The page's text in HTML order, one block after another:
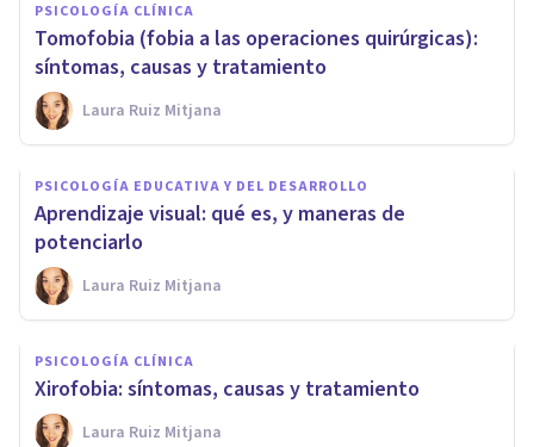
PSICOLOGÍA CLÍNICA
Tomofobia (fobia a las operaciones quirúrgicas):
síntomas, causas y tratamiento
Laura Ruiz Mitjana
PSICOLOGÍA EDUCATIVA Y DEL DESARROLLO
Aprendizaje visual: qué es, y maneras de
potenciarlo
Laura Ruiz Mitjana
PSICOLOGÍA CLÍNICA
Xirofobia: síntomas, causas y tratamiento
Laura Ruiz Mitjana